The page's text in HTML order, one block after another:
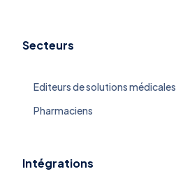
Secteurs
Editeurs de solutions médicales
Pharmaciens
Intégrations